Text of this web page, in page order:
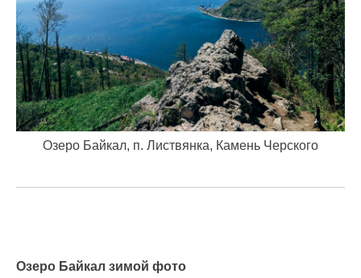
Озеро Байкал, п. Листвянка, Камень Черского
Озеро Байкал зимой фото